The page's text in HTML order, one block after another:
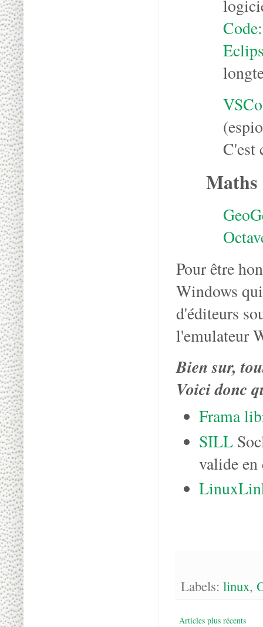
C'est
Maths
Pour être
Windows
d'éditeurs
l'emulateur
Bien sur,
Voici donc
Frama
SILL
valide en
Labels: linux,
Articles plus récents